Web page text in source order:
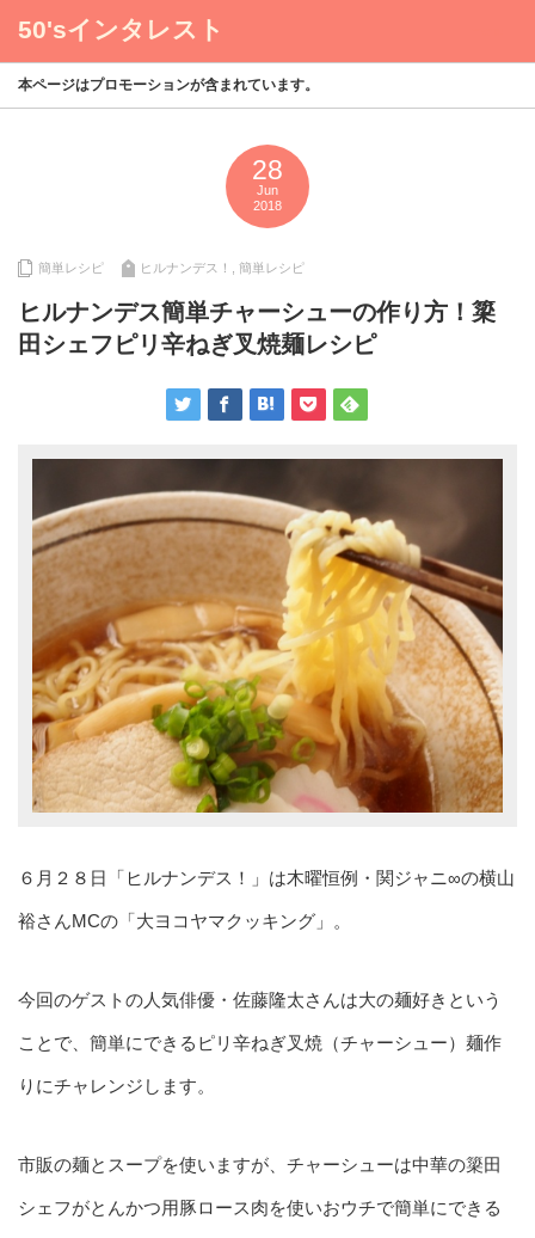
50'sインタレスト
本ページはプロモーションが含まれています。
28
Jun
2018
簡単レシピ ヒルナンデス！ 簡単レシピ
ヒルナンデス簡単チャーシューの作り方！簗
田シェフピリ辛ねぎ叉焼麺レシピ
６月２８日「ヒルナンデス！」は木曜恒例・関ジャニ∞の横山
裕さんMCの「大ヨコヤマクッキング」。
今回のゲストの人気俳優・佐藤隆太さんは大の麺好きという
ことで、簡単にできるピリ辛ねぎ叉焼（チャーシュー）麺作
りにチャレンジします。
市販の麺とスープを使いますが、チャーシューは中華の簗田
シェフがとんかつ用豚ロース肉を使いおウチで簡単にできる